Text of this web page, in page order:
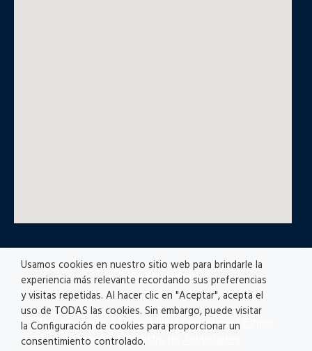
© All rights reserved
Privacy policy |Accesibility|Disclaimer |
Channel|Registro de Actividades
Usamos cookies en nuestro sitio web para brindarle la
experiencia más relevante recordando sus preferencias
y visitas repetidas. Al hacer clic en "Aceptar", acepta el
uso de TODAS las cookies. Sin embargo, puede visitar
la Configuración de cookies para proporcionar un
consentimiento controlado.